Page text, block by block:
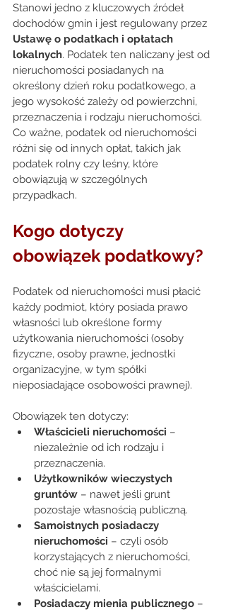
Stanowi jedno z kluczowych źródeł
dochodów gmin i jest regulowany przez
Ustawę o podatkach i opłatach
lokalnych. Podatek ten naliczany jest od
nieruchomości posiadanych na
określony dzień roku podatkowego, a
jego wysokość zależy od powierzchni,
przeznaczenia i rodzaju nieruchomości.
Co ważne, podatek od nieruchomości
różni się od innych opłat, takich jak
podatek rolny czy leśny, które
obowiązują w szczególnych
przypadkach.
Kogo dotyczy
obowiązek podatkowy?
Podatek od nieruchomości musi płacić
każdy podmiot, który posiada prawo
własności lub określone formy
użytkowania nieruchomości (osoby
fizyczne, osoby prawne, jednostki
organizacyjne, w tym spółki
nieposiadające osobowości prawnej).
Obowiązek ten dotyczy:
Właścicieli nieruchomości –
niezależnie od ich rodzaju i
przeznaczenia.
Użytkowników wieczystych
gruntów – nawet jeśli grunt
pozostaje własnością publiczną.
Samoistnych posiadaczy
nieruchomości – czyli osób
korzystających z nieruchomości,
choć nie są jej formalnymi
właścicielami.
Posiadaczy mienia publicznego –